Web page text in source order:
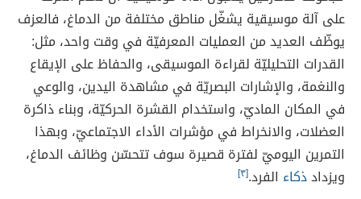
على آلة موسيقية يشغّل مناطق مختلفة من الدماغ، فالعزف
يوظّف العديد من العمليات المعرفيّة في وقت واحد، مثل:
القدرات التحليليّة لقراءة الموسيقى، والحفاظ على الإيقاع
والنغمة، والإشارات البصريّة في مشاهدة اليدين، والوعي
في المكان الماديّ، واستخدام القشرة الحركيّة، وبناء ذاكرة
العضلات، والانخراط في مؤشرات الأداء الاجتماعيّ، وبهذا
التمرين اليوميّ لفترة قصيرة سوف تتحسّن وظائف الدماغ،
ويزدادذكاء الفرد.[٣]